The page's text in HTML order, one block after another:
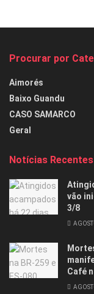
Procurar por
Aimorés
Baixo Guandu
CASO SAMARCO
Geral
Notícias Recentes
vão
3/8
Café